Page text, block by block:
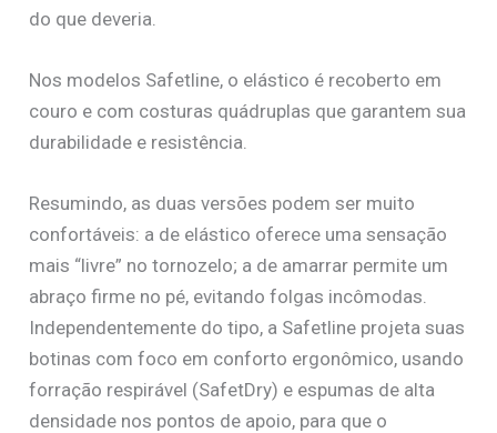
do que deveria.
Nos modelos Safetline, o elástico é recoberto em
couro e com costuras quádruplas que garantem sua
durabilidade e resistência.
Resumindo, as duas versões podem ser muito
confortáveis: a de elástico oferece uma sensação
mais “livre” no tornozelo; a de amarrar permite um
abraço firme no pé, evitando folgas incômodas.
Independentemente do tipo, a Safetline projeta suas
botinas com foco em conforto ergonômico, usando
forração respirável (SafetDry) e espumas de alta
densidade nos pontos de apoio, para que o